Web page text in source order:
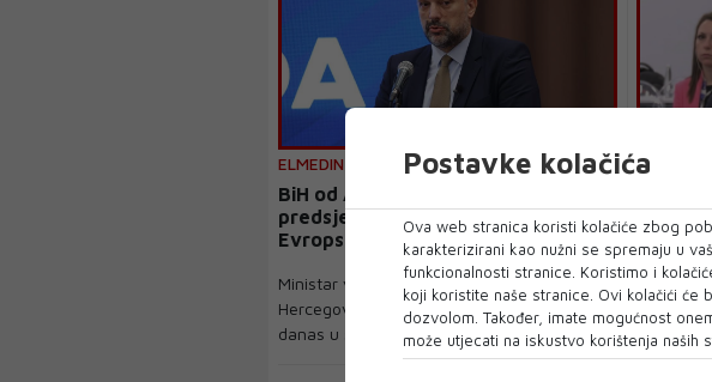
ELMEDIN KONAKOVIĆ
BiH od Austrije preuzima
predsjedavanje Strategijom
Evropske unije za dunavsku regiju
Ministar vanjskih poslova Bosne i
Hercegovine Elmedin Konaković boravit će
danas u službenoj posj...
ELMEDIN
OSCE-
prekid
Ministar
svom
Postavke kolačića
Ova web stranica koristi kolačiće zbog
karakterizirani kao nužni se spremaju u
funkcionalnosti stranice. Koristimo i
koji koristite naše stranice. Ovi kolačići će
dozvolom. Također, imate mogućnost
može utjecati na iskustvo korištenja naših